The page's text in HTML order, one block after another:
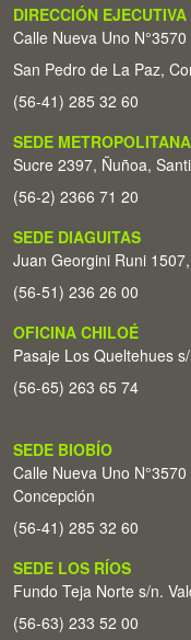
DIRECCIÓN EJECUTIVA
Calle Nueva Uno
San Pedro de La Paz,
(56-41) 285 32 60
SEDE METROPOLITANA
Sucre 2397, Ñuñoa,
(56-2) 2366 71 20
SEDE DIAGUITAS
Juan Georgini Runi
(56-51) 236 26 00
OFICINA CHILOÉ
Pasaje Los Queltehues
(56-65) 263 65 74
SEDE BIOBÍO
Calle Nueva Uno
Concepción
(56-41) 285 32 60
SEDE LOS RÍOS
Fundo Teja Norte s/n.
(56-63) 233 52 00